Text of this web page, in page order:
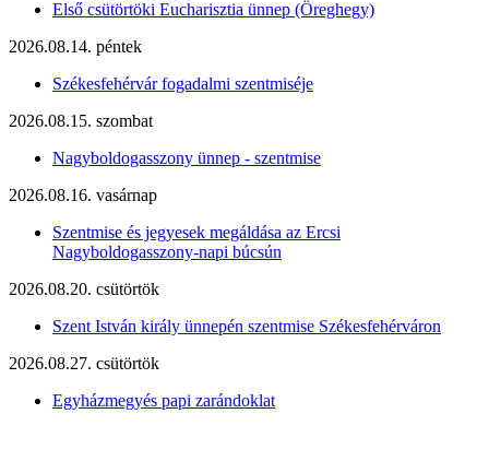
Első csütörtöki Eucharisztia ünnep (Öreghegy)
2026.08.14. péntek
Székesfehérvár fogadalmi szentmiséje
2026.08.15. szombat
Nagyboldogasszony ünnep - szentmise
2026.08.16. vasárnap
Szentmise és jegyesek megáldása az Ercsi
Nagyboldogasszony-napi búcsún
2026.08.20. csütörtök
Szent István király ünnepén szentmise Székesfehérváron
2026.08.27. csütörtök
Egyházmegyés papi zarándoklat